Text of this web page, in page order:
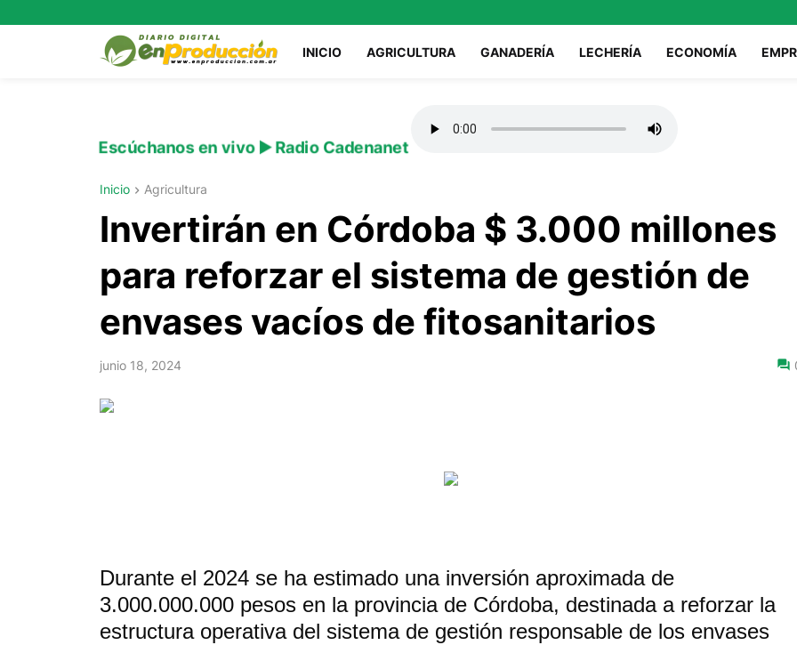
INICIO AGRICULTURA GANADERÍA LECHERÍA ECONOMÍA
Escúchanos en vivo ▶️ Radio Cadenanet
Inicio Agricultura
Invertirán en Córdoba $ 3.000 millones
para reforzar el sistema de gestión de
envases vacíos de fitosanitarios
junio 18, 2024
Durante el 2024 se ha estimado una inversión aproximada de
3.000.000.000 pesos en la provincia de Córdoba, destinada a reforzar la
estructura operativa del sistema de gestión responsable de los envases